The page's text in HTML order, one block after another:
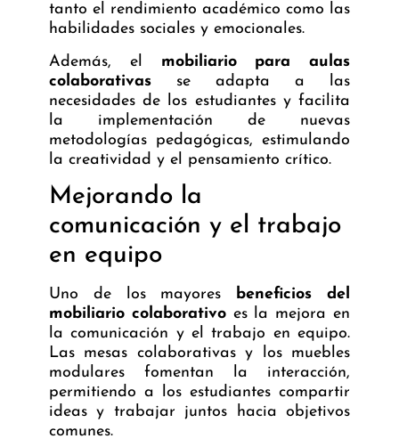
tanto el rendimiento académico como las
habilidades sociales y emocionales.
Además, el
mobiliario para aulas
colaborativas se adapta a las
necesidades de los estudiantes y facilita
la implementación de nuevas
metodologías pedagógicas, estimulando
la creatividad y el pensamiento crítico.
Mejorando la
comunicación y el trabajo
en equipo
Uno de los mayores beneficios del
mobiliario colaborativoes la mejora en
la comunicación y el trabajo en equipo.
Las mesas colaborativas y los muebles
modulares fomentan la interacción,
permitiendo a los estudiantes compartir
ideas y trabajar juntos hacia objetivos
comunes.